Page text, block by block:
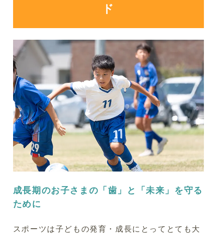
ド
成長期のお子さまの「歯」と「未来」を守る
ために
スポーツは子どもの発育・成長にとってとても大